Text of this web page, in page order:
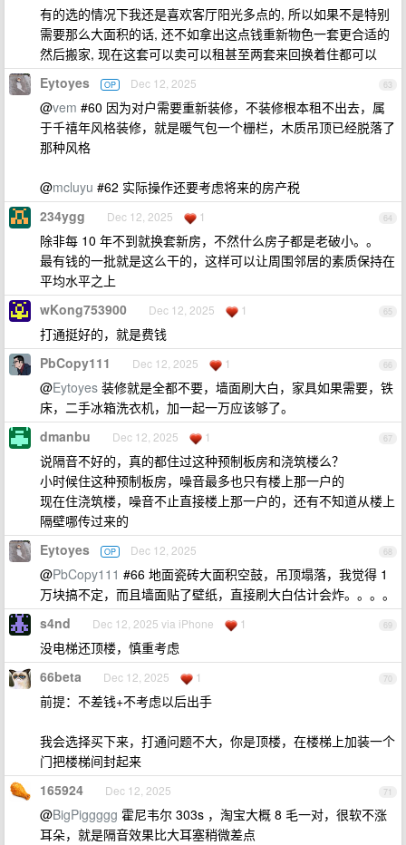
有的选的情况下我还是喜欢客厅阳光多点的, 所以如果不是特别
需要那么大面积的话, 还不如拿出这点钱重新物色一套更合适的
然后搬家, 现在这套可以卖可以租甚至两套来回换着住都可以
63
Eytoyes OP Dec 12, 2025
@vem #60 因为对户需要重新装修，不装修根本租不出去，属
于千禧年风格装修，就是暖气包一个栅栏，木质吊顶已经脱落了
那种风格
@mcluyu #62 实际操作还要考虑将来的房产税
64
234ygg Dec 12, 2025 1
除非每 10 年不到就换套新房，不然什么房子都是老破小。。
最有钱的一批就是这么干的，这样可以让周围邻居的素质保持在
平均水平之上
65
wKong753900 Dec 12, 2025 1
打通挺好的，就是费钱
66
PbCopy111 Dec 12, 2025 1
@Eytoyes 装修就是全都不要，墙面刷大白，家具如果需要，铁
床，二手冰箱洗衣机，加一起一万应该够了。
67
dmanbu Dec 12, 2025 1
说隔音不好的，真的都住过这种预制板房和浇筑楼么？
小时候住这种预制板房，噪音最多也只有楼上那一户的
现在住浇筑楼，噪音不止直接楼上那一户的，还有不知道从楼上
隔壁哪传过来的
68
Eytoyes OP Dec 12, 2025
@PbCopy111 #66 地面瓷砖大面积空鼓，吊顶塌落，我觉得 1
万块搞不定，而且墙面贴了壁纸，直接刷大白估计会炸。。。。
69
s4nd Dec 12, 2025 via iPhone 1
没电梯还顶楼，慎重考虑
70
66beta Dec 12, 2025 1
前提：不差钱+不考虑以后出手
我会选择买下来，打通问题不大，你是顶楼，在楼梯上加装一个
门把楼梯间封起来
71
165924 Dec 12, 2025
@BigPiggggg 霍尼韦尔 303s ，淘宝大概 8 毛一对，很软不涨
耳朵，就是隔音效果比大耳塞稍微差点